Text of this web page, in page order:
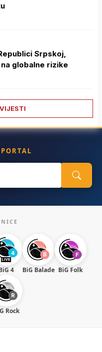
Srpskoj,
globalne rizike
4 BiG Balade BiG Folk
Rock